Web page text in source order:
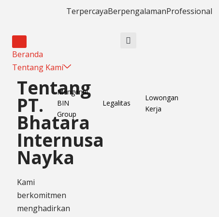
TerpercayaBerpengalamanProfessional
Beranda
Tentang Kami
Tentang
PT.
Bhatara
Internusa
Nayka
Kami
berkomitmen
menghadirkan
Mengenai
BIN
Group
Legalitas
Lowongan
Kerja